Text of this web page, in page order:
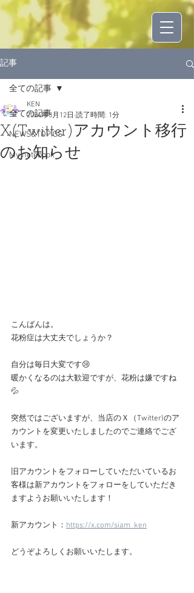
記事
全ての記事
NEWS&TOPICS
My notebook
全ての記事
X(Twitter)アカウント移行
のお知らせ
KEN
2024年3月12日 読了時間: 1分
こんばんは。
花粉症は大丈夫でしょうか？
自分は毎日大変です😢
暖かくなるのは大歓迎ですが、花粉は嫌ですね
💦
突然ではございますが、当店のＸ（Twitter)のア
カウントを変更いたしましたのでご連絡でござ
います。
旧アカウントをフォローしていただいているお
客様は新アカウントをフォローをしていただき
ますようお願いいたします！
新アカウント： https://x.com/siam_ken
どうぞよろしくお願いいたします。